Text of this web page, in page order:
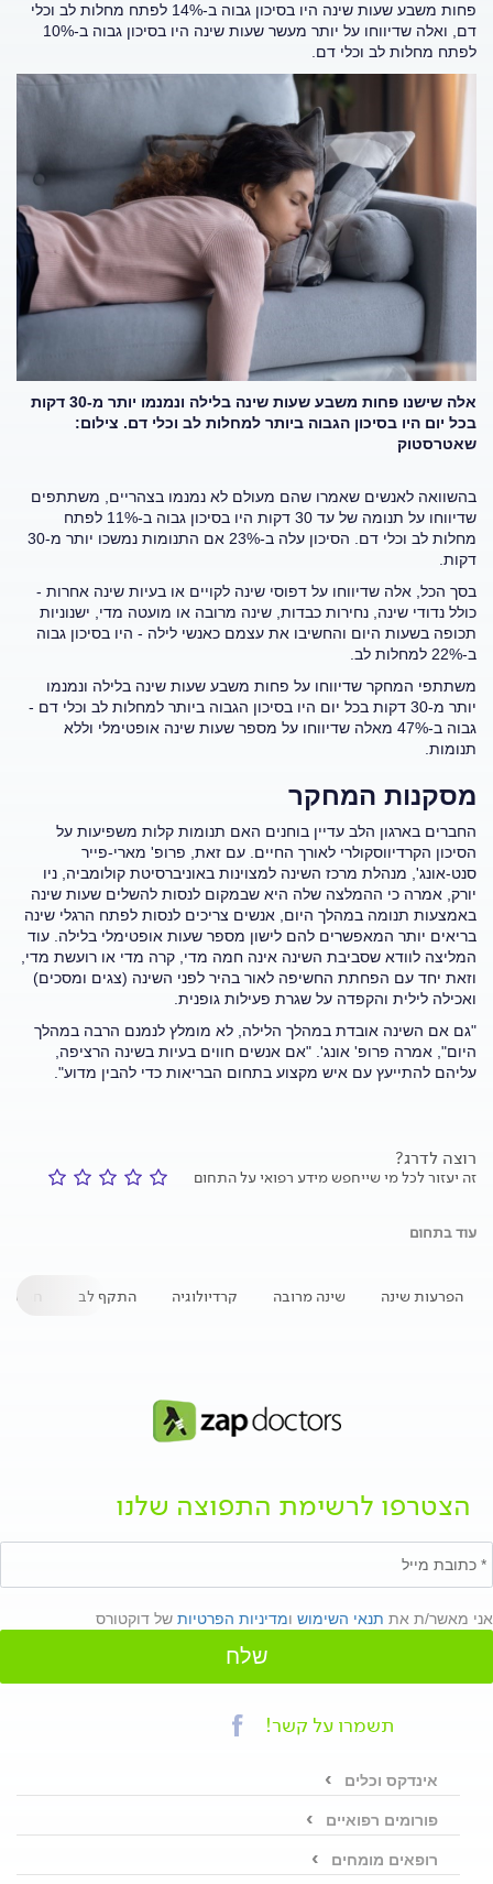
פחות משבע שעות שינה היו בסיכון גבוה ב-14% לפתח מחלות לב וכלי
דם, ואלה שדיווחו על יותר מעשר שעות שינה היו בסיכון גבוה ב-10%
לפתח מחלות לב וכלי דם.
אלה שישנו פחות משבע שעות שינה בלילה ונמנמו יותר מ-30 דקות
בכל יום היו בסיכון הגבוה ביותר למחלות לב וכלי דם. צילום:
שאטרסטוק
בהשוואה לאנשים שאמרו שהם מעולם לא נמנמו בצהריים, משתתפים
שדיווחו על תנומה של עד 30 דקות היו בסיכון גבוה ב-11% לפתח
מחלות לב וכלי דם. הסיכון עלה ב-23% אם התנומות נמשכו יותר מ-30
דקות.
בסך הכל, אלה שדיווחו על דפוסי שינה לקויים או בעיות שינה אחרות -
כולל נדודי שינה, נחירות כבדות, שינה מרובה או מועטה מדי, ישנוניות
תכופה בשעות היום והחשיבו את עצמם כאנשי לילה - היו בסיכון גבוה
ב-22% למחלות לב.
משתתפי המחקר שדיווחו על פחות משבע שעות שינה בלילה ונמנמו
יותר מ-30 דקות בכל יום היו בסיכון הגבוה ביותר למחלות לב וכלי דם -
גבוה ב-47% מאלה שדיווחו על מספר שעות שינה אופטימלי וללא
תנומות.
מסקנות המחקר
החברים בארגון הלב עדיין בוחנים האם תנומות קלות משפיעות על
הסיכון הקרדיווסקולרי לאורך החיים. עם זאת, פרופ' מארי-פייר
סנט-אונג', מנהלת מרכז השינה למצוינות באוניברסיטת קולומביה, ניו
יורק, אמרה כי ההמלצה שלה היא שבמקום לנסות להשלים שעות שינה
באמצעות תנומה במהלך היום, אנשים צריכים לנסות לפתח הרגלי שינה
בריאים יותר המאפשרים להם לישון מספר שעות אופטימלי בלילה. עוד
המליצה לוודא שסביבת השינה אינה חמה מדי, קרה מדי או רועשת מדי,
וזאת יחד עם הפחתת החשיפה לאור בהיר לפני השינה (צגים ומסכים)
ואכילה לילית והקפדה על שגרת פעילות גופנית.
"גם אם השינה אובדת במהלך הלילה, לא מומלץ לנמנם הרבה במהלך
היום", אמרה פרופ' אונג'. "אם אנשים חווים בעיות בשינה הרציפה,
עליהם להתייעץ עם איש מקצוע בתחום הבריאות כדי להבין מדוע".
רוצה לדרג?
זה יעזור לכל מי שייחפש מידע רפואי על התחום
עוד בתחום
הפרעות שינה שינה מרובה קרדיולוגיה התקף לב
הצטרפו לרשימת התפוצה שלנו
אני מאשר/ת את תנאי השימוש ומדיניות הפרטיות של דוקטורס
שלח
תשמרו על קשר!
אינדקס וכלים
פורומים רפואיים
רופאים מומחים